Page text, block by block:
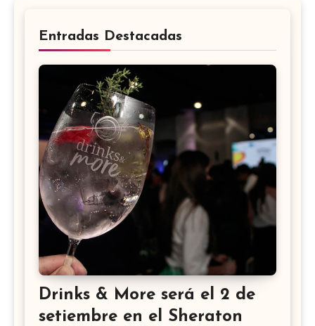
Entradas Destacadas
Drinks & More será el 2 de
setiembre en el Sheraton